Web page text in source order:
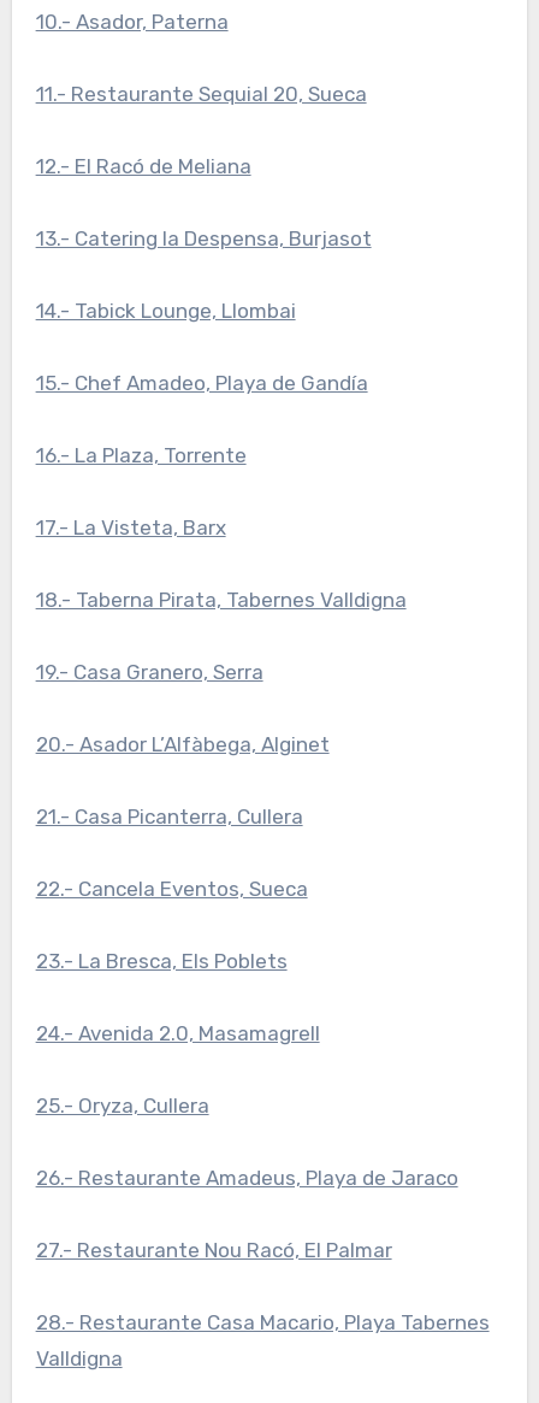
10.- Asador, Paterna
11.- Restaurante Sequial 20, Sueca
12.- El Racó de Meliana
13.- Catering la Despensa, Burjasot
14.- Tabick Lounge, Llombai
15.- Chef Amadeo, Playa de Gandía
16.- La Plaza, Torrente
17.- La Visteta, Barx
18.- Taberna Pirata, Tabernes Valldigna
19.- Casa Granero, Serra
20.- Asador L’Alfàbega, Alginet
21.- Casa Picanterra, Cullera
22.- Cancela Eventos, Sueca
23.- La Bresca, Els Poblets
24.- Avenida 2.0, Masamagrell
25.- Oryza, Cullera
26.- Restaurante Amadeus, Playa de Jaraco
27.- Restaurante Nou Racó, El Palmar
28.- Restaurante Casa Macario, Playa Tabernes
Valldigna